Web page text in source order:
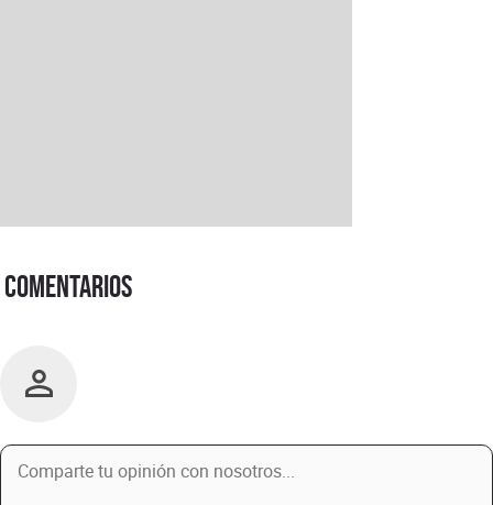
Comentarios